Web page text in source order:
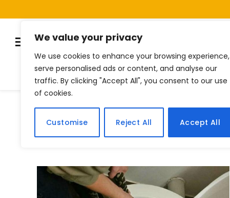
We value your privacy
We use cookies to enhance your browsing experience,
serve personalised ads or content, and analyse our
traffic. By clicking "Accept All", you consent to our use
of cookies.
Customise Reject All Accept All
Listas Quiz
BROWSING:VASO